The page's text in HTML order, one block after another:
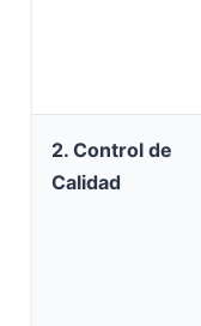
2. Control de
Calidad